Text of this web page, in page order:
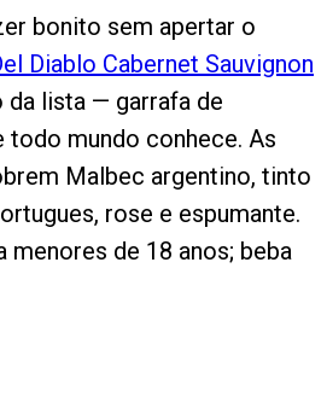
bonito sem apertar o
Diablo Cabernet Sauvignon
lista — garrafa de
mundo conhece. As
Malbec argentino, tinto
rose e espumante.
menores de 18 anos; beba